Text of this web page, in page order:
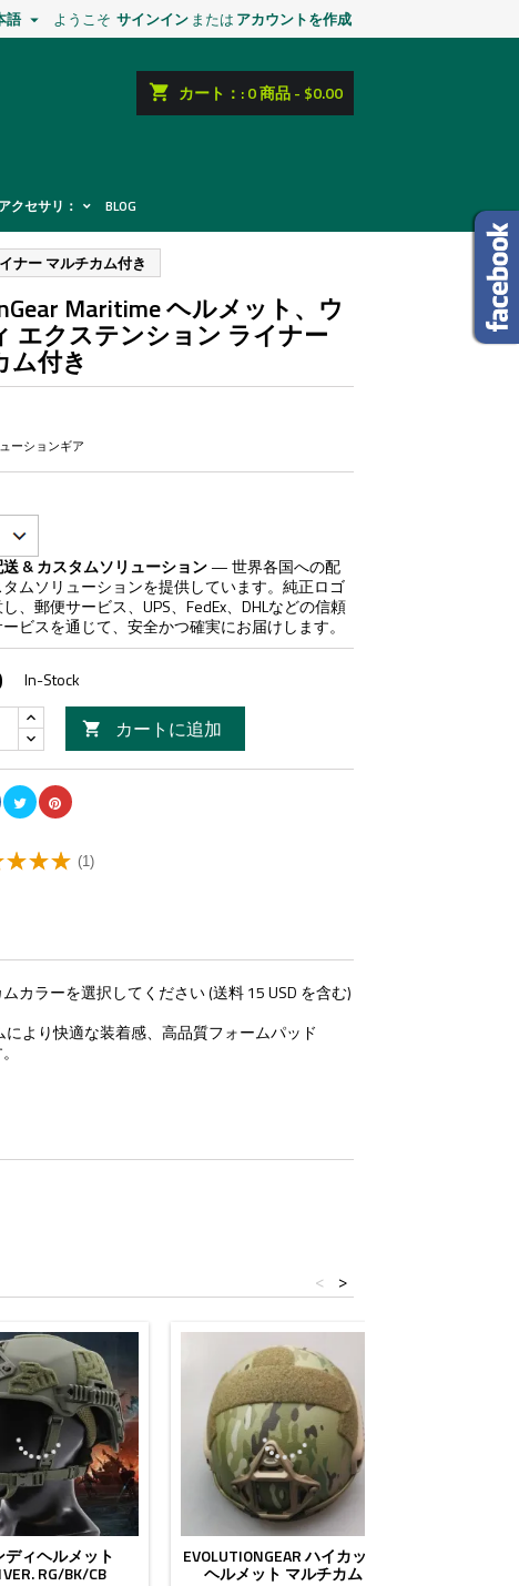
ようこそ サインイン または アカウントを作成
語 
shopping_cart カート：: 0商品 - $0.00
アクセサリ： BLOG
ナー マルチカム付き
Maritime ヘルメット、ウ
エクステンション ライナー
ム付き
ーションギア
& カスタムソリューション— 世界各国への配
ムソリューションを提供しています。純正ロゴ
、郵便サービス、UPS、FedEx、DHLなどの信頼
ビスを通じて、安全かつ確実にお届けします。
In-Stock
 カートに追加
(1)
カラーを選択してください (送料 15 USD を含む)
より快適な装着感、高品質フォームパッド
>
<
ディヘルメット
RG/BK/CB
EVOLUTIONGEAR ハイカット
ヘルメット マルチカム